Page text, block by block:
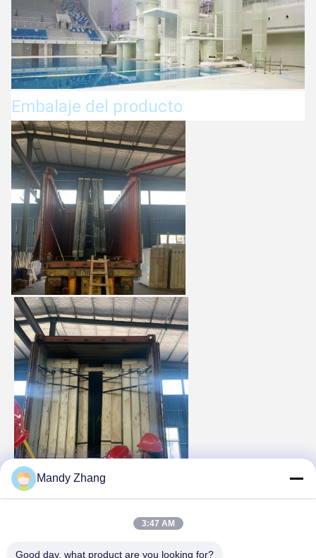
Embalaje del producto
Mandy Zhang
3:47 AM
Good day, what product are you looking for?